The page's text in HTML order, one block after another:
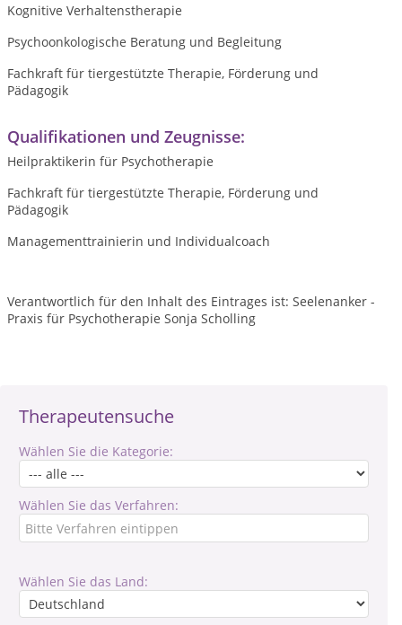
Therapeutensuche
Wählen Sie die Kategorie:
Wählen Sie das Verfahren:
Wählen Sie das Land:
Kognitive Verhaltenstherapie
Psychoonkologische Beratung und Begleitung
Fachkraft für tiergestützte Therapie, Förderung und
Pädagogik
Qualifikationen und Zeugnisse:
Heilpraktikerin für Psychotherapie
Fachkraft für tiergestützte Therapie, Förderung und
Pädagogik
Managementtrainierin und Individualcoach
Verantwortlich für den Inhalt des Eintrages ist: Seelenanker -
Praxis für Psychotherapie Sonja Scholling